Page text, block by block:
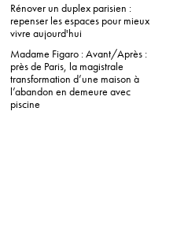
Rénover un duplex parisien :
repenser les espaces pour mieux
vivre aujourd'hui
Madame Figaro : Avant/Après :
près de Paris, la magistrale
transformation d’une maison à
l’abandon en demeure avec
piscine